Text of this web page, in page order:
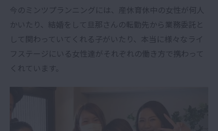
今のミンツプランニングには、産休育休中の女性が何人
かいたり、結婚をして旦那さんの転勤先から業務委託と
して関わっていてくれる子がいたり、本当に様々なライ
フステージにいる女性達がそれぞれの働き方で携わって
くれています。